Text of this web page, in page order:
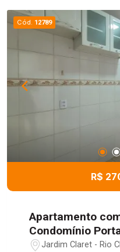
Cód. 12789
R$
Apartamento
Condomínio
Jardim São
Jardim Claret - Rio